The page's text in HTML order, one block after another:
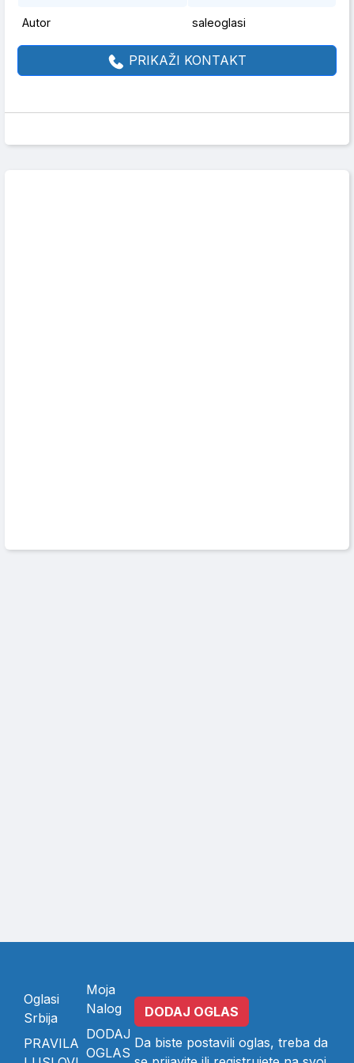
Autor saleoglasi
PRIKAŽI KONTAKT
Oglasi
Srbija
PRAVILA
Moja
Nalog
DODAJ
OGLAS
DODAJ OGLAS
Da biste postavili oglas, treba da